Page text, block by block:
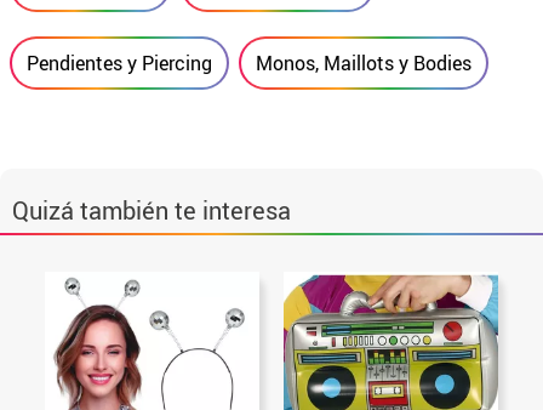
Pendientes y Piercing Monos, Maillots y Bodies
Quizá también te interesa